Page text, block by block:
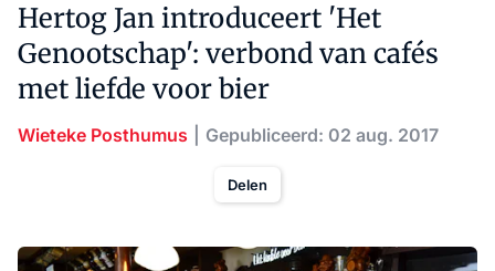
Hertog Jan introduceert 'Het
Genootschap': verbond van cafés
met liefde voor bier
Wieteke Posthumus Gepubliceerd: 02 aug. 2017
Delen